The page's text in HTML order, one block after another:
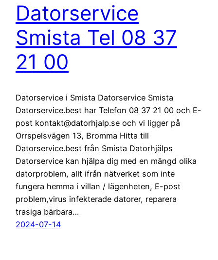
Datorservice
Smista Tel 08 37
21 00
Datorservice i Smista Datorservice Smista
Datorservice.best har Telefon 08 37 21 00 och E-
post kontakt@datorhjalp.se och vi ligger på
Orrspelsvägen 13, Bromma Hitta till
Datorservice.best från Smista Datorhjälps
Datorservice kan hjälpa dig med en mängd olika
datorproblem, allt ifrån nätverket som inte
fungera hemma i villan / lägenheten, E-post
problem,virus infekterade datorer, reparera
trasiga bärbara…
2024-07-14